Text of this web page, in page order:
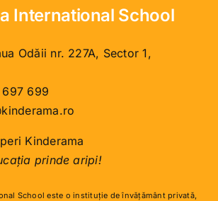
International School
Odăii nr. 227A, Sector 1,
699
Kinderama
prinde aripi!
School este o instituţie de învăţământ privată,